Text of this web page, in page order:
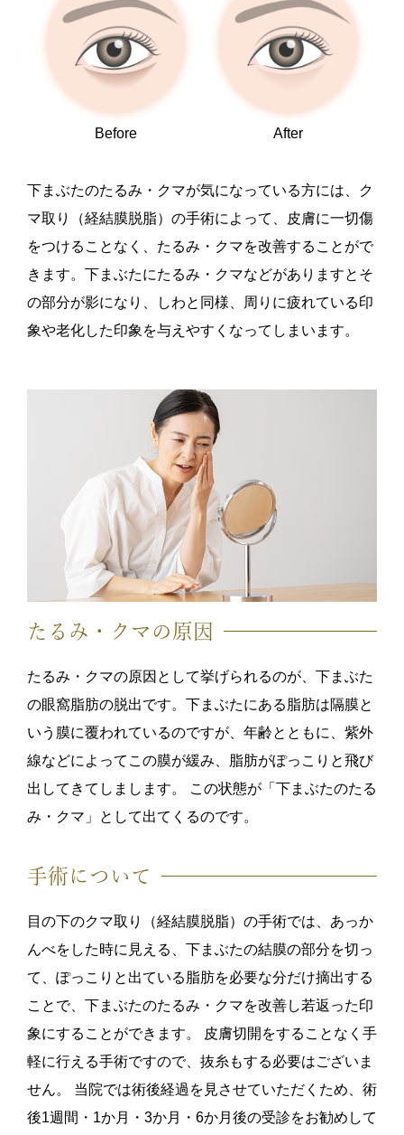
Before After
下まぶたのたるみ・クマが気になっている方には、ク
マ取り（経結膜脱脂）の手術によって、皮膚に一切傷
をつけることなく、たるみ・クマを改善することがで
きます。下まぶたにたるみ・クマなどがありますとそ
の部分が影になり、しわと同様、周りに疲れている印
象や老化した印象を与えやすくなってしまいます。
たるみ・クマの原因
たるみ・クマの原因として挙げられるのが、下まぶた
の眼窩脂肪の脱出です。下まぶたにある脂肪は隔膜と
いう膜に覆われているのですが、年齢とともに、紫外
線などによってこの膜が緩み、脂肪がぽっこりと飛び
出してきてしまします。 この状態が「下まぶたのたる
み・クマ」として出てくるのです。
手術について
目の下のクマ取り（経結膜脱脂）の手術では、あっか
んべをした時に見える、下まぶたの結膜の部分を切っ
て、ぽっこりと出ている脂肪を必要な分だけ摘出する
ことで、下まぶたのたるみ・クマを改善し若返った印
象にすることができます。 皮膚切開をすることなく手
軽に行える手術ですので、抜糸もする必要はございま
せん。 当院では術後経過を見させていただくため、術
後1週間・1か月・3か月・6か月後の受診をお勧めして